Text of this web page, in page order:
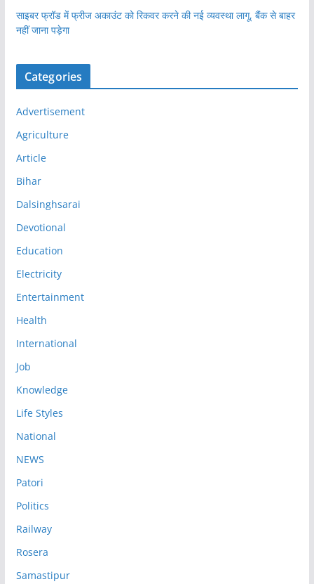
साइबर फ्रॉड में फ्रीज अकाउंट को रिकवर करने की नई व्यवस्था लागू, बैंक से बाहर
नहीं जाना पड़ेगा
Categories
Advertisement
Agriculture
Article
Bihar
Dalsinghsarai
Devotional
Education
Electricity
Entertainment
Health
International
Job
Knowledge
Life Styles
National
NEWS
Patori
Politics
Railway
Rosera
Samastipur